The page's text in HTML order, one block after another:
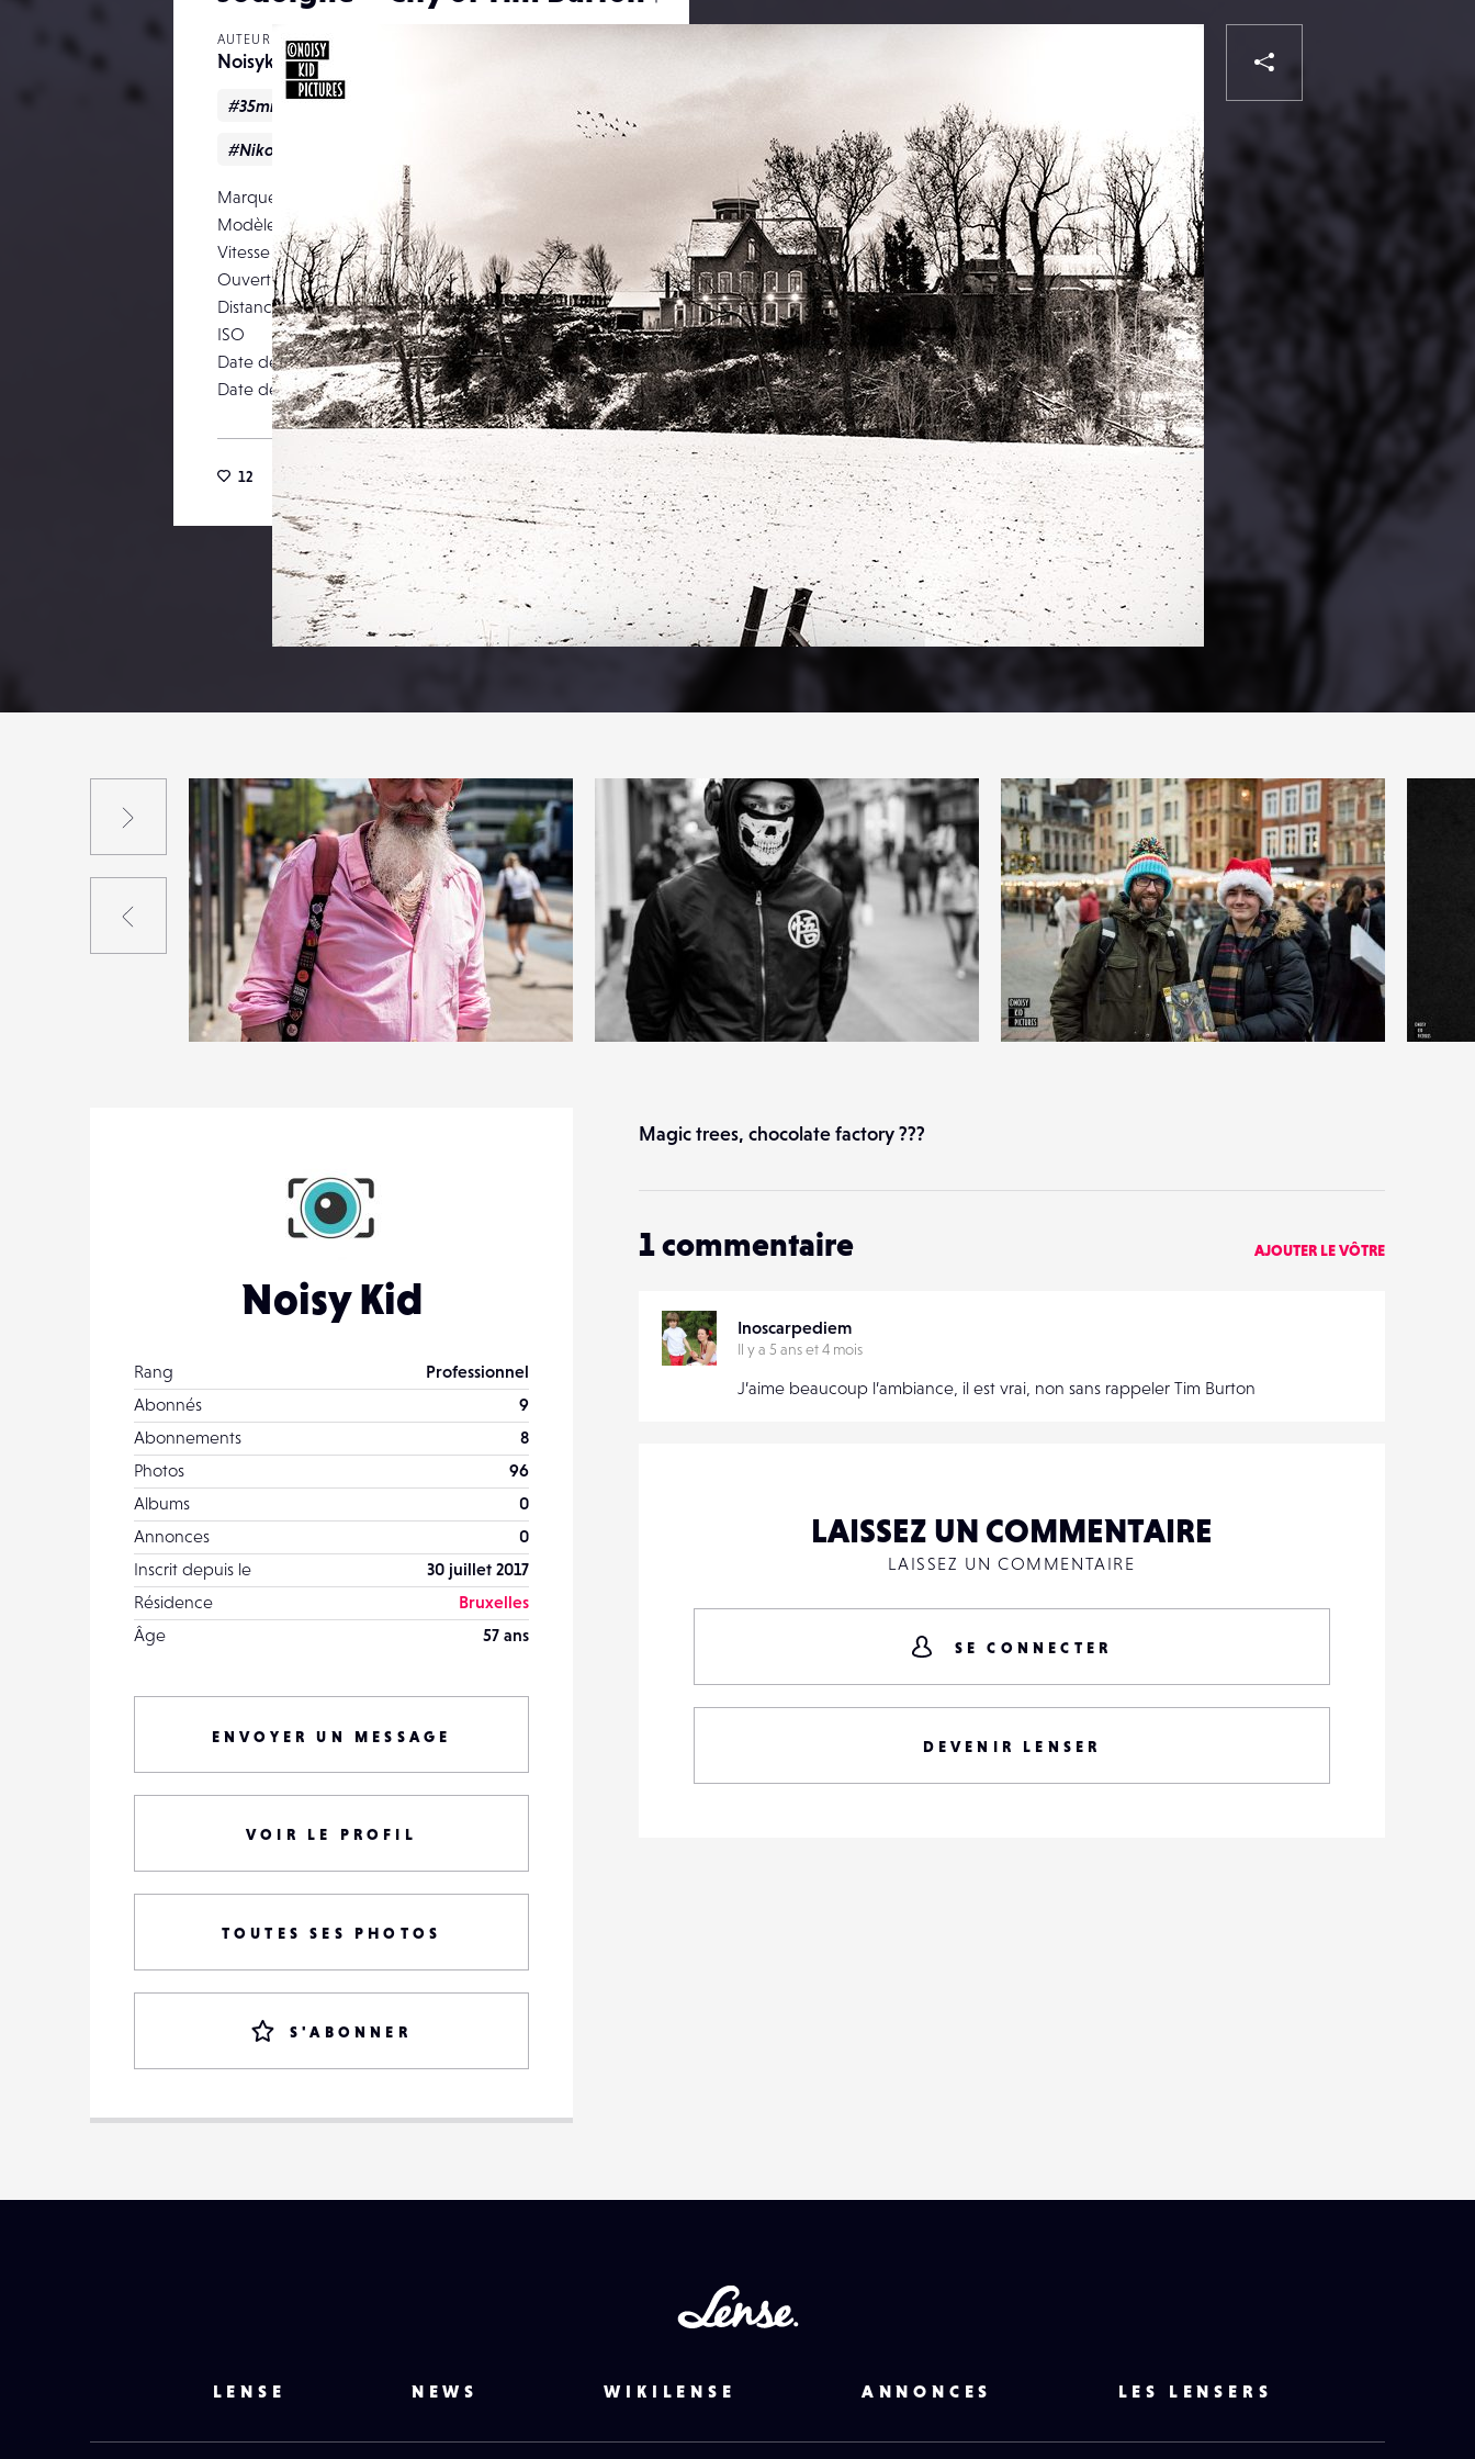
AUTEUR
Noisykid
#35mm #belgique
#NikonD750
Marque
Modèle
Vitesse d’obturation
Ouverture
f/8
Distance focale
35 mm
ISO
2500
Date de prise de vue
24 janvier 2021
Date de publication
31 janvier 2021
12 1
/
1
38 36
1
25
Suivant
Précédent
Noisy Kid
Rang
Professionnel
Abonnés
9
Abonnements
8
Photos
96
Albums
0
Annonces
0
Inscrit depuis le
30 juillet 2017
Résidence
Bruxelles
Âge
57 ans
ENVOYER UN MESSAGE
VOIR LE PROFIL
TOUTES SES PHOTOS
S'ABONNER
Magic trees, chocolate factory ???
1commentaire AJOUTER LE VÔTRE
Inoscarpediem
Il y a 5 ans et 4 mois
J’aime beaucoup l’ambiance, il est vrai, non sans rappeler Tim Burton
LAISSEZ UN COMMENTAIRE
LAISSEZ UN COMMENTAIRE
SE CONNECTER
DEVENIR LENSER
LENSE NEWS WIKILENSE ANNONCES LES LENSERS